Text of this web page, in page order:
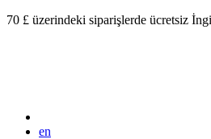
70 £ üzerindeki siparişlerde ücretsiz
en